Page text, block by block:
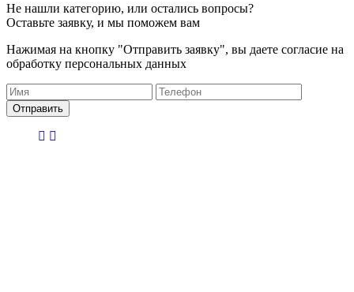
Не нашли категорию, или остались вопросы?
Оставьте заявку, и мы поможем вам
Нажимая на кнопку "Отправить заявку", вы даете согласие на
обработку персональных данных
Отправить